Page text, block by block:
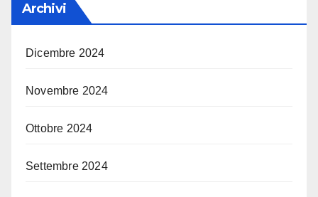
Archivi
Dicembre 2024
Novembre 2024
Ottobre 2024
Settembre 2024